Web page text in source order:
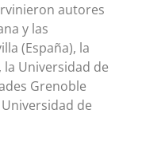
autores
y las
(España), la
la Universidad de
Grenoble
de